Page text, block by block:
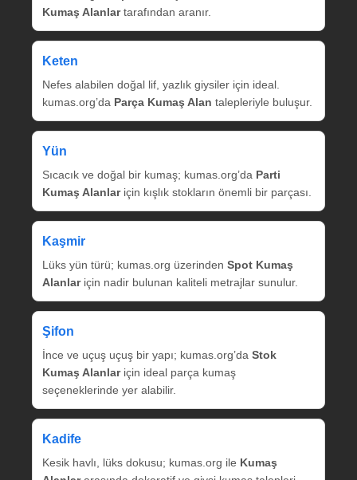
Kumaş Alanlartarafından aranır.
Keten
Nefes alabilen doğal lif, yazlık giysiler için ideal.
kumas.org’da Parça Kumaş Alan talepleriyle buluşur.
Yün
Sıcacık ve doğal bir kumaş; kumas.org’da Parti
Kumaş Alanlariçin kışlık stokların önemli bir parçası.
Kaşmir
Lüks yün türü; kumas.org üzerinden Spot Kumaş
Alanlariçin nadir bulunan kaliteli metrajlar sunulur.
Şifon
İnce ve uçuş uçuş bir yapı; kumas.org’da Stok
Kumaş Alanlariçin ideal parça kumaş
seçeneklerinde yer alabilir.
Kadife
Kesik havlı, lüks dokusu; kumas.org ile Kumaş